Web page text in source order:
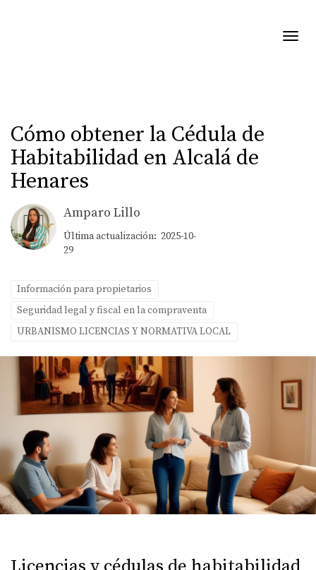
Cómo obtener la Cédula de
Habitabilidad en Alcalá de
Henares
Amparo Lillo
Última actualización: 2025-10-
29
Información para propietarios
Seguridad legal y fiscal en la compraventa
URBANISMO LICENCIAS Y NORMATIVA LOCAL